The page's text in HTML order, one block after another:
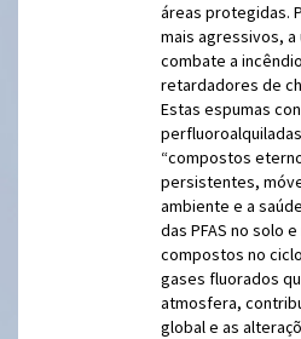
áreas protegidas.
mais agressivos,
combate a
retardadores de
Estas espumas
“compostos
persistentes,
ambiente e a
das PFAS no solo
compostos no
gases fluorados
atmosfera,
global e as